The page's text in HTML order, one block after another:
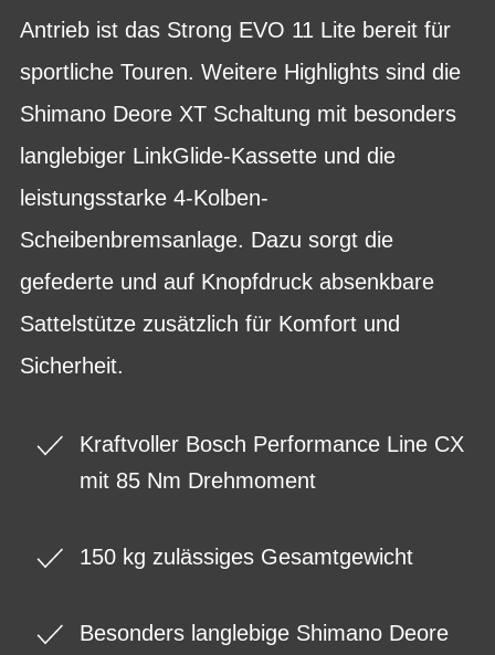
Antrieb ist das Strong EVO 11 Lite bereit für
sportliche Touren. Weitere Highlights sind die
Shimano Deore XT Schaltung mit besonders
langlebiger LinkGlide-Kassette und die
leistungsstarke 4-Kolben-
Scheibenbremsanlage. Dazu sorgt die
gefederte und auf Knopfdruck absenkbare
Sattelstütze zusätzlich für Komfort und
Sicherheit.
Kraftvoller Bosch Performance Line CX
mit 85 Nm Drehmoment
150 kg zulässiges Gesamtgewicht
Besonders langlebige Shimano Deore